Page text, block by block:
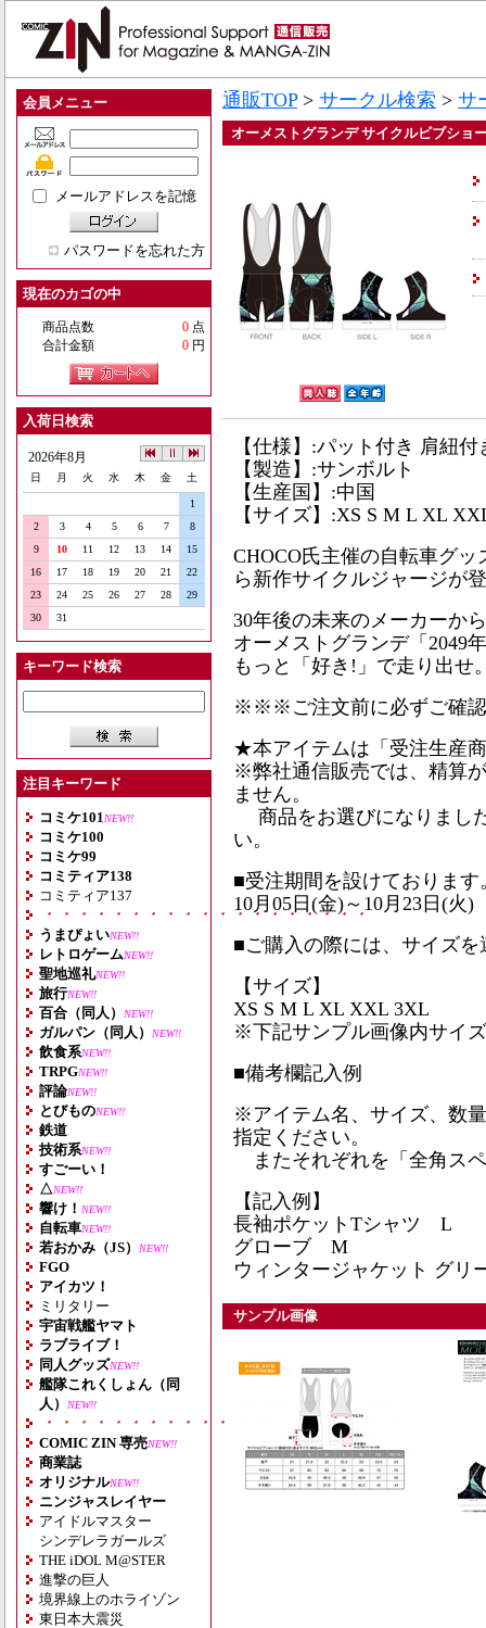
会員メニュー
メールアドレスを記憶
パスワードを忘れた方
現在のカゴの中
商品点数 0 点
合計金額
0 円
入荷日検索
2026年8月
日 月 火 水 木 金 土
1
2
3 4 5 6 7
8
9
10 11 12 13 14
15
16
17 18 19 20 21
22
23
24 25 26 27 28
29
30
31
キーワード検索
注目キーワード
コミケ101 NEW!!
コミケ100
コミケ99
コミティア138
コミティア137
・・・・・・・・・・・・・・・・・・・
うまぴょいNEW!!
レトロゲームNEW!!
聖地巡礼NEW!!
旅行NEW!!
百合（同人） NEW!!
ガルパン（同人） NEW!!
飲食系NEW!!
TRPGNEW!!
評論NEW!!
とびものNEW!!
鉄道
技術系NEW!!
すごーい！
△NEW!!
響け！ NEW!!
自転車NEW!!
若おかみ（JS） NEW!!
FGO
アイカツ！
ミリタリー
宇宙戦艦ヤマト
ラブライブ！
同人グッズNEW!!
艦隊これくしょん（同
人）
NEW!!
・・・・・・・・・・・・・・・・・・・
COMIC ZIN 専売NEW!!
商業誌
オリジナルNEW!!
ニンジャスレイヤー
アイドルマスター
シンデレラガールズ
THE iDOL M@STER
進撃の巨人
境界線上のホライゾン
東日本大震災
通販TOP> サークル検索 > サ
オーメストグランデ サイクルビブショ
【仕様】:パット付き 肩紐付
【製造】:サンボルト
【生産国】:中国
【サイズ】:XS S M L XL
CHOCO氏主催の自転車グ
ら新作サイクルジャージが
30年後の未来のメーカーか
オーメストグランデ「2049
もっと「好き!」で走り出せ
※※※ご注文前に必ずご確
★本アイテムは「受注生産
※弊社通信販売では、精算
ません。
商品をお選びになりまし
い。
■受注期間を設けております
10月05日(金)～10月23日(火)
■ご購入の際には、サイズ
【サイズ】
XS S M L XL XXL 3XL
※下記サンプル画像内サイ
■備考欄記入例
※アイテム名、サイズ、数
指定ください。
またそれぞれを「全角ス
【記入例】
長袖ポケットTシャツ L
グローブ M
ウィンタージャケット グ
サンプル画像